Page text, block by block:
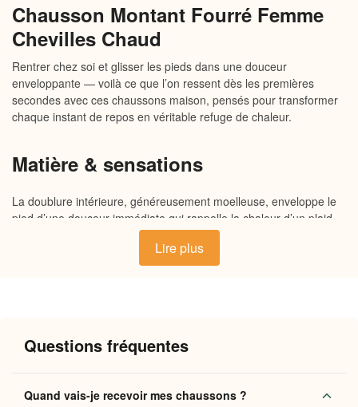
Chausson Montant Fourré Femme
Chevilles Chaud
Rentrer chez soi et glisser les pieds dans une douceur
enveloppante — voilà ce que l’on ressent dès les premières
secondes avec ces chaussons maison, pensés pour transformer
chaque instant de repos en véritable refuge de chaleur.
Matière & sensations
La doublure intérieure, généreusement moelleuse, enveloppe le
pied d’une douceur immédiate qui rappelle la chaleur d’un plaid
un soir d’hiver. L’extérieur en tissu souple épouse naturellement la
forme du pied, tandis que la semelle antidérapante, légèrement
structurée, offre un appui stable sur tout type de sol. Chaque
Pourquoi vous allez l’adorer
Lire plus
Questions fréquentes
Quand vais-je recevoir mes chaussons ?